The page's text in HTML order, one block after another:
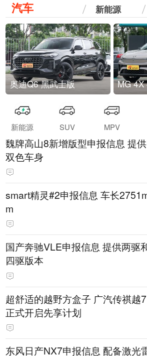
汽车 新能源
奥迪Q6 黑武士版 MG 4X
新能源 SUV MPV
魏牌高山8新增版型申报信息 提供
双色车身
smart精灵#2申报信息 车长
m
国产奔驰VLE申报信息 提供两驱
四驱版本
超舒适的越野方盒子 广汽传祺越7
正式开启先享计划
东风日产NX7申报信息 配备激光